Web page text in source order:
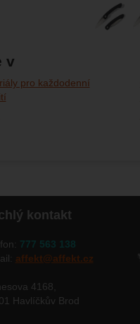
v
pro každodenní
kontakt
777 563 138
affekt@affekt.cz
4168,
Havlíčkův Brod